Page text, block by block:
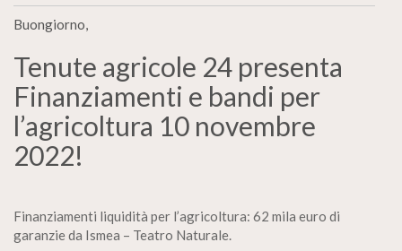
Buongiorno,
Tenute agricole 24 presenta
Finanziamenti e bandi per
l’agricoltura 10 novembre
2022!
Finanziamenti liquidità per l’agricoltura: 62 mila euro di
garanzie da Ismea – Teatro Naturale.